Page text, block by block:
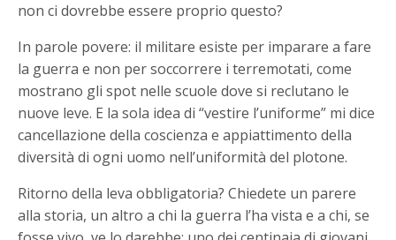
non ci dovrebbe essere proprio questo?
In parole povere: il militare esiste per imparare a fare
la guerra e non per soccorrere i terremotati, come
mostrano gli spot nelle scuole dove si reclutano le
nuove leve. E la sola idea di “vestire l’uniforme” mi dice
cancellazione della coscienza e appiattimento della
diversità di ogni uomo nell’uniformità del plotone.
Ritorno della leva obbligatoria? Chiedete un parere
alla storia, un altro a chi la guerra l’ha vista e a chi, se